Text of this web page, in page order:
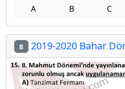
A B C
8 2019-2020 Bahar